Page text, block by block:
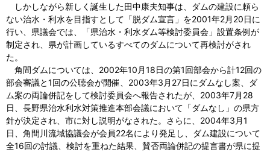
しかしながら新しく誕生した田中康夫知事は、ダムの建設に頼ら
ない治水・利水を目指すとして「脱ダム宣言」を2001年2月20日に
行い、県議会では、「県治水・利水ダム等検討委員会」設置条例が
制定され、県が計画しているすべてのダムについて再検討がされ
た。
角間ダムについては、2002年10月18日の第1回部会から計12回の
部会審議と1回の公聴会が開催、2003年3月27日にダムなし案、ダ
ム案の両論併記をして検討委員会へ報告されたが、2003年7月28
日、長野県治水利水対策推進本部会議において「ダムなし」の県方
針が決定され、市に対し説明がなされた。さらに、2004年3月1
日、角間川流域協議会が会員22名により発足し、ダム建設について
全16回の討議、検討を重ねた結果、賛否両論併記の提言書が県に提